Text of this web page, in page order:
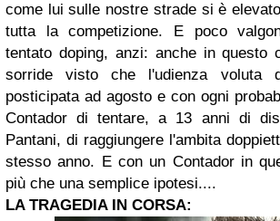
come lui sulle nostre strade si è
tutta la competizione. E poco
tentato doping, anzi: anche in questo
sorride visto che l'udienza voluta
posticipata ad agosto e con ogni
Contador di tentare, a 13 anni di
Pantani, di raggiungere l'ambita
stesso anno. E con un Contador in
più che una semplice ipotesi....
LA TRAGEDIA IN CORSA: